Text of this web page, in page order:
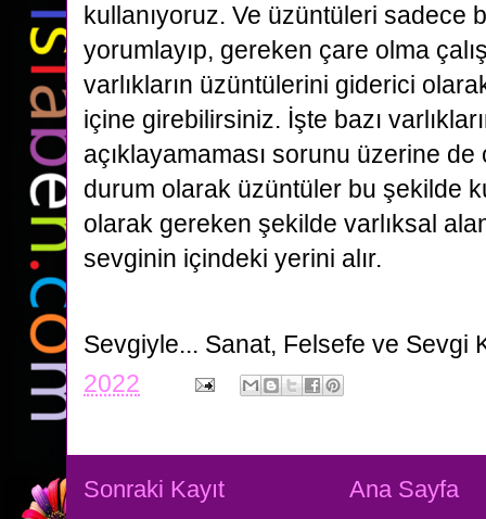
kullanıyoruz. Ve üzüntüleri sadece
yorumlayıp, gereken çare olma
varlıkların üzüntülerini giderici
içine girebilirsiniz. İşte bazı
açıklayamaması sorunu üzerine
durum olarak üzüntüler bu şekilde
olarak gereken şekilde varlıksal
sevginin içindeki yerini alır.
Sevgiyle... Sanat, Felsefe ve Sevgi
2022
Sonraki Kayıt Ana Sayfa